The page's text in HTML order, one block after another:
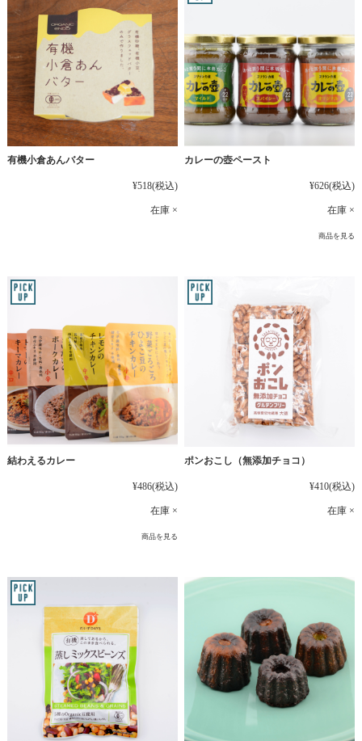
有機小倉あんバター
¥518(税込)
在庫 ×
カレーの壺ペースト
¥626(税込)
在庫 ×
商品を見る
結わえるカレー
¥486(税込)
在庫 ×
商品を見る
ポンおこし（無添加チョコ）
¥410(税込)
在庫 ×